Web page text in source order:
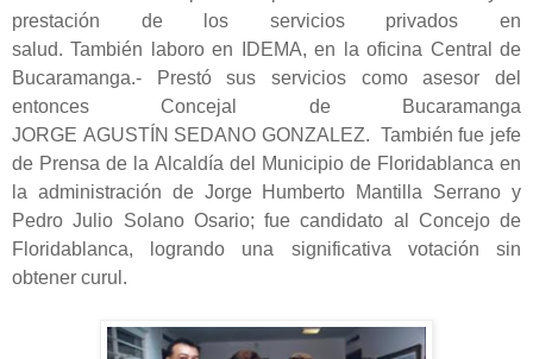
prestación de los servicios privados en
salud. También laboro en IDEMA, en la oficina Central de
Bucaramanga.- Prestó sus servicios como asesor del
entonces Concejal de Bucaramanga
JORGE AGUSTÍN SEDANO GONZALEZ. También fue jefe
de Prensa de la Alcaldía del Municipio de Floridablanca en
la administración de Jorge Humberto Mantilla Serrano y
Pedro Julio Solano Osario; fue candidato al Concejo de
Floridablanca, logrando una significativa votación sin
obtener curul.